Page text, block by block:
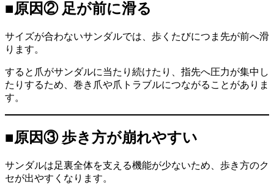
■原因② 足が前に滑る
サイズが合わないサンダルでは、歩くたびにつま先が前へ滑
ります。
すると爪がサンダルに当たり続けたり、指先へ圧力が集中し
たりするため、巻き爪や爪トラブルにつながることがありま
す。
■原因③ 歩き方が崩れやすい
サンダルは足裏全体を支える機能が少ないため、歩き方のク
セが出やすくなります。